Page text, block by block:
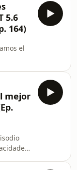
y
que
te lo
2.5
5.6
164)
el
el
y qué
y
pierdas!
- 🚫
el inte
mejor